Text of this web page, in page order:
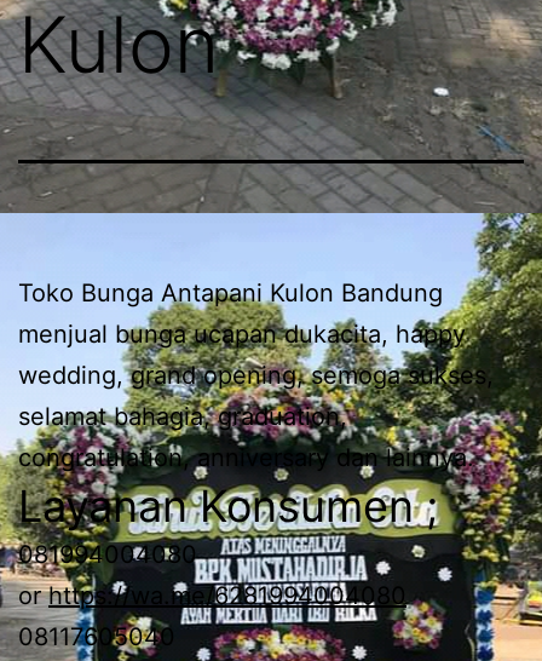
Kulon
Toko Bunga Antapani Kulon Bandung
menjual bunga ucapan dukacita, happy
wedding, grand opening, semoga sukses,
selamat bahagia, graduation,
congratulation, anniversary dan lainnya.
Layanan Konsumen ;
081994004080
orhttps://wa.me/6281994004080
08117605040